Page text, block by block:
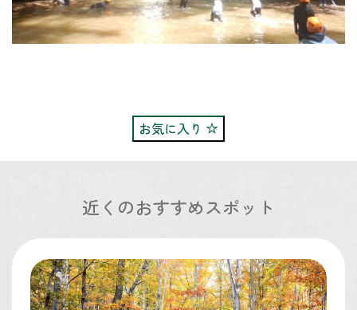
お気に入り
近くのおすすめスポット